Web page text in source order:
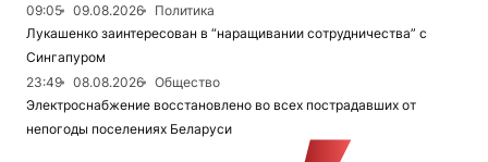
09:05
09.08.2026
Политика
Лукашенко заинтересован в “наращивании сотрудничества” с
Сингапуром
23:49
08.08.2026
Общество
Электроснабжение восстановлено во всех пострадавших от
непогоды поселениях Беларуси